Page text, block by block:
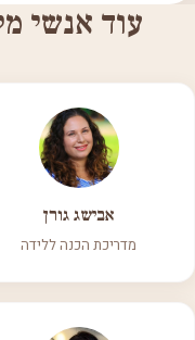
עוד אנשי
אבישג גורן
מדריכת הכנה ללידה